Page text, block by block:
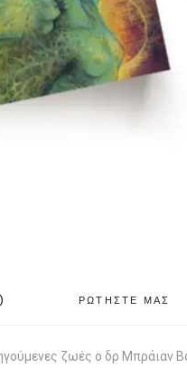
ΡΩΤΗΣΤΕ ΜΑΣ
ζωές ο δρ Mπράιαν